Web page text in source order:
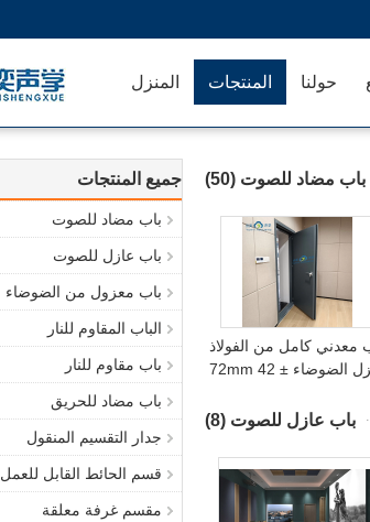
المنزل المنتجات حولنا
جميع المنتجات
باب مضاد للصوت
باب عازل للصوت
باب معزول من الضوضاء
الباب المقاوم للنار
باب مقاوم للنار
باب مضاد للحريق
جدار التقسيم المنقول
قسم الحائط القابل للعمل
مقسم غرفة معلقة
باب مضاد للصوت (50)
معدني كامل من الفولاذ
لعزل الضوضاء 72mm 42 ±
باب عازل للصوت (8)